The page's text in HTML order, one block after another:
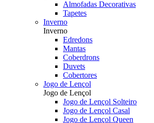
Almofadas Decorativas
Tapetes
Inverno
Inverno
Edredons
Mantas
Coberdrons
Duvets
Cobertores
Jogo de Lençol
Jogo de Lençol
Jogo de Lençol Solteiro
Jogo de Lençol Casal
Jogo de Lençol Queen